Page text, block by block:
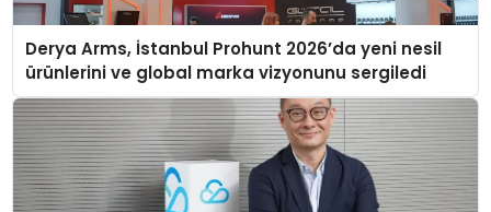
Derya Arms, İstanbul Prohunt 2026’da yeni nesil
ürünlerini ve global marka vizyonunu sergiledi